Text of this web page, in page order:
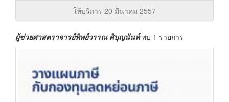
ให้บริการ 20 มีนาคม 2557
ผู้ช่วยศาสตราจารย์ทิพย์วรรณ ศิบุญนันท์พบ 1 รายการ